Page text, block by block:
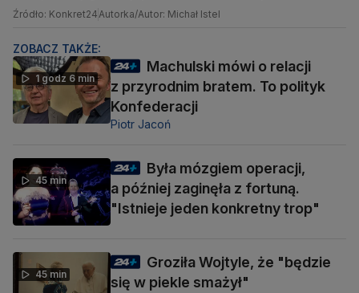
Źródło: Konkret24 Autorka/Autor: Michał Istel
ZOBACZ TAKŻE:
1 godz 6 min
Machulski mówi o relacji
z przyrodnim bratem. To polityk
Konfederacji
Piotr Jacoń
45 min
Była mózgiem operacji,
a później zaginęła z fortuną.
"Istnieje jeden konkretny trop"
45 min
Groziła Wojtyle, że "będzie
się w piekle smażył"